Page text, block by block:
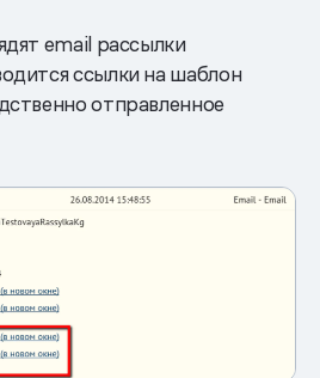
email рассылки
ссылки на шаблон
отправленное